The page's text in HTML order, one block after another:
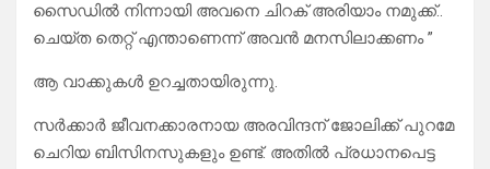
സൈഡിൽ നിന്നായി അവനെ ചിറക് അരിയാം നമുക്ക്..
ചെയ്ത തെറ്റ് എന്താണെന്ന് അവൻ മനസിലാക്കണം ”
ആ വാക്കുകൾ ഉറച്ചതായിരുന്നു.
സർക്കാർ ജീവനക്കാരനായ അരവിന്ദന് ജോലിക്ക് പുറമേ
ചെറിയ ബിസിനസുകളും ഉണ്ട്. അതിൽ പ്രധാനപെട്ട